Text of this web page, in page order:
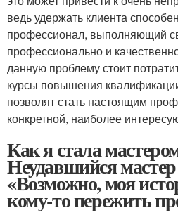
ведь удержать клиента
профессионал, выполняющий
профессионально и
данную проблему стоит
курсы повышения
позволят стать настоящим
конкретной, наиболее
Как я стала
Неудавшийся
«Возможно, моя
кому-то пережить